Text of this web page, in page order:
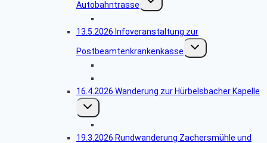
Autobahntrasse
umschalten
13.5.2026 Infoveranstaltung zur
Postbeamtenkrankenkasse
Untermenü
umschalten
16.4.2026 Wanderung zur Hürbelsbacher Kapelle
Untermenü
umschalten
19.3.2026 Rundwanderung Zachersmühle und